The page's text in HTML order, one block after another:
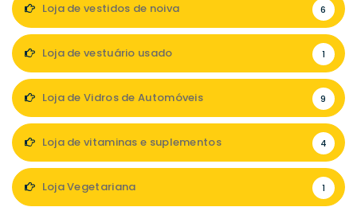
Loja de vestidos de noiva 6
Loja de vestuário usado 1
Loja de Vidros de Automóveis 9
Loja de vitaminas e suplementos 4
Loja Vegetariana 1